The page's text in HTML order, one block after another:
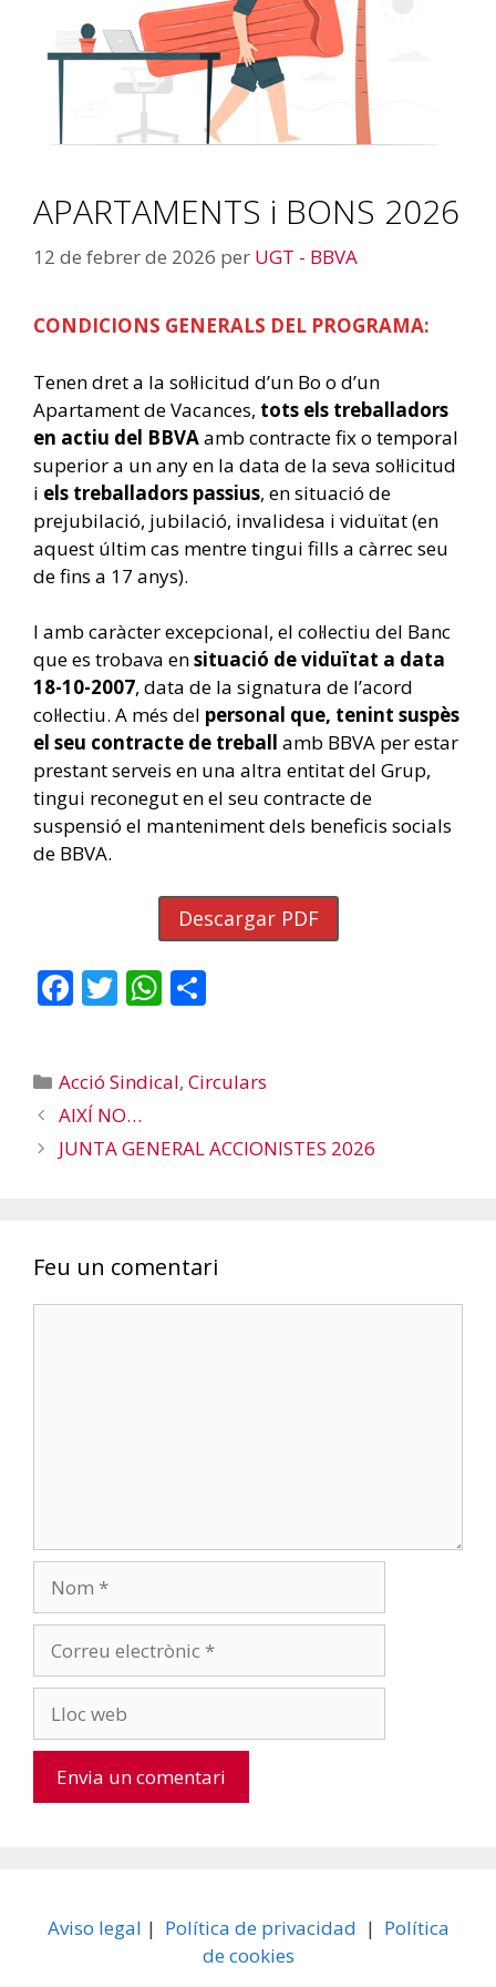
APARTAMENTS i BONS 2026
12 de febrer de 2026 per UGT - BBVA
CONDICIONS GENERALS DEL PROGRAMA:
Tenen dret a la sol·licitud d’un Bo o d’un
Apartament de Vacances, tots els treballadors
en actiu del BBVAamb contracte fix o temporal
superior a un any en la data de la seva sol·licitud
i els treballadors passius, en situació de
prejubilació, jubilació, invalidesa i viduïtat (en
aquest últim cas mentre tingui fills a càrrec seu
de fins a 17 anys).
I amb caràcter excepcional, el col·lectiu del Banc
que es trobava ensituació de viduïtat a data
18-10-2007, data de la signatura de l’acord
col·lectiu. A més del personal que, tenint suspès
el seu contracte de treball amb BBVA per estar
prestant serveis en una altra entitat del Grup,
tingui reconegut en el seu contracte de
suspensió el manteniment dels beneficis socials
de BBVA.
Descargar PDF
F
b
o
o
T
er
W
s
A
p
p
ar
te
Categories
Acció Sindical,Circulars
AIXÍ NO…
JUNTA GENERAL ACCIONISTES 2026
Feu un comentari
electrònic
web
Aviso legal | Política de privacidad | Política
de cookies